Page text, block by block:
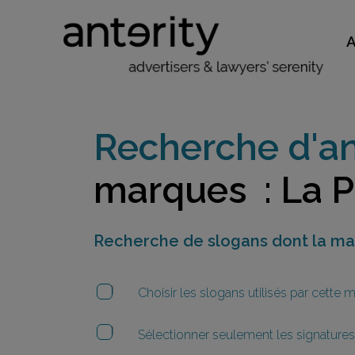
Recherche
marques : La
Recherche de slogans dont la
Choisir les slogans utilisés par cette
Sélectionner seulement les